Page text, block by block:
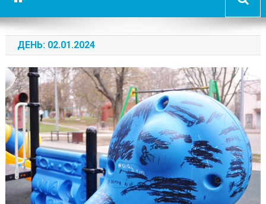
ДЕНЬ: 02.01.2024